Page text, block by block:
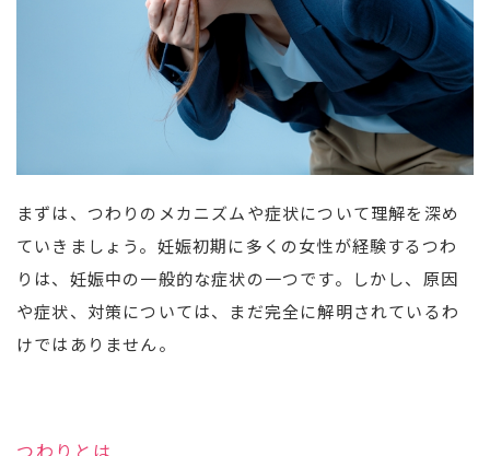
まずは、つわりのメカニズムや症状について理解を深め
ていきましょう。妊娠初期に多くの女性が経験するつわ
りは、妊娠中の一般的な症状の一つです。しかし、原因
や症状、対策については、まだ完全に解明されているわ
けではありません。
つわりとは